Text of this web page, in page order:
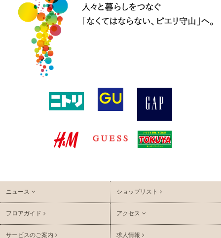
ニュース ショップリスト
フロアガイド アクセス
サービスのご案内 求人情報